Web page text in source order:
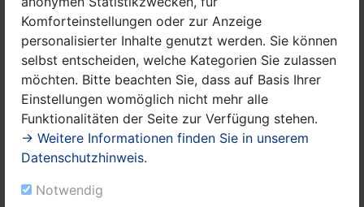
Komforteinstellungen oder zur Anzeige
personalisierter Inhalte genutzt werden. Sie können
selbst entscheiden, welche Kategorien Sie zulassen
möchten. Bitte beachten Sie, dass auf Basis Ihrer
Einstellungen womöglich nicht mehr alle
Funktionalitäten der Seite zur Verfügung stehen.
→ Weitere Informationen finden Sie in unserem
Datenschutzhinweis.
Notwendig
erzählt sie. Das kann auch Cordula Siegismund
bestätigen. „Sich mit den Senioren in der Öffentlichkeit
zu zeigen, fanden die Kinder ganz toll, und sie haben
auch mit Stolz den Rollstuhl ihrer Freunde geschoben“,
berichtet sie.
Es habe anfangs nicht lange gedauert, bis jedes Kind
einen Freund gefunden habe. „Die Kinder hatten da
keine Berührungsängste, und sie bringen alle zwei
Wochen jede Menge Ideen mit. Sie basteln, tragen